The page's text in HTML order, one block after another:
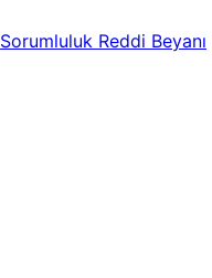
Sorumluluk Reddi Beyanı